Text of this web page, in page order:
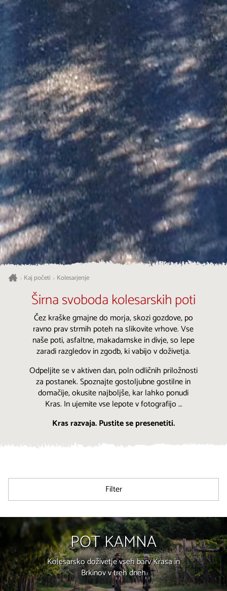
> Kaj početi > Kolesarjenje
Širna svoboda kolesarskih poti
Čez kraške gmajne do morja, skozi gozdove, po
ravno prav strmih poteh na slikovite vrhove. Vse
naše poti, asfaltne, makadamske in divje, so lepe
zaradi razgledov in zgodb, ki vabijo v doživetja.
Odpeljite se v aktiven dan, poln odličnih priložnosti
za postanek. Spoznajte gostoljubne gostilne in
domačije, okusite najboljše, kar lahko ponudi
Kras. In ujemite vse lepote v fotografijo …
Kras razvaja. Pustite se presenetiti.
Filter
POT KAMNA
Kolesarsko doživetje vseh barv Krasa in
Brkinov v treh dneh